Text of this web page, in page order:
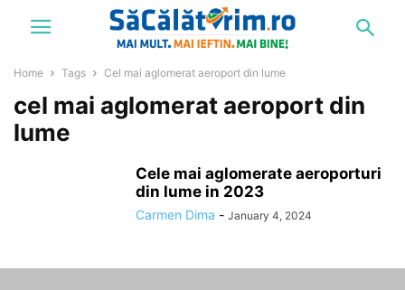
Home Tags Cel mai aglomerat aeroport din lume
cel mai aglomerat aeroport din
lume
Cele mai aglomerate aeroporturi
din lume in 2023
Carmen Dima - January 4, 2024